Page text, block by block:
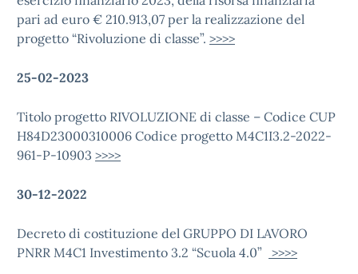
pari ad euro € 210.913,07 per la realizzazione del
progetto “Rivoluzione di classe”. >>>>
25-02-2023
Titolo progetto RIVOLUZIONE di classe – Codice CUP
H84D23000310006 Codice progetto M4C1I3.2-2022-
961-P-10903 >>>>
30-12-2022
Decreto di costituzione del GRUPPO DI LAVORO
PNRR M4C1 Investimento 3.2 “Scuola 4.0” >>>>